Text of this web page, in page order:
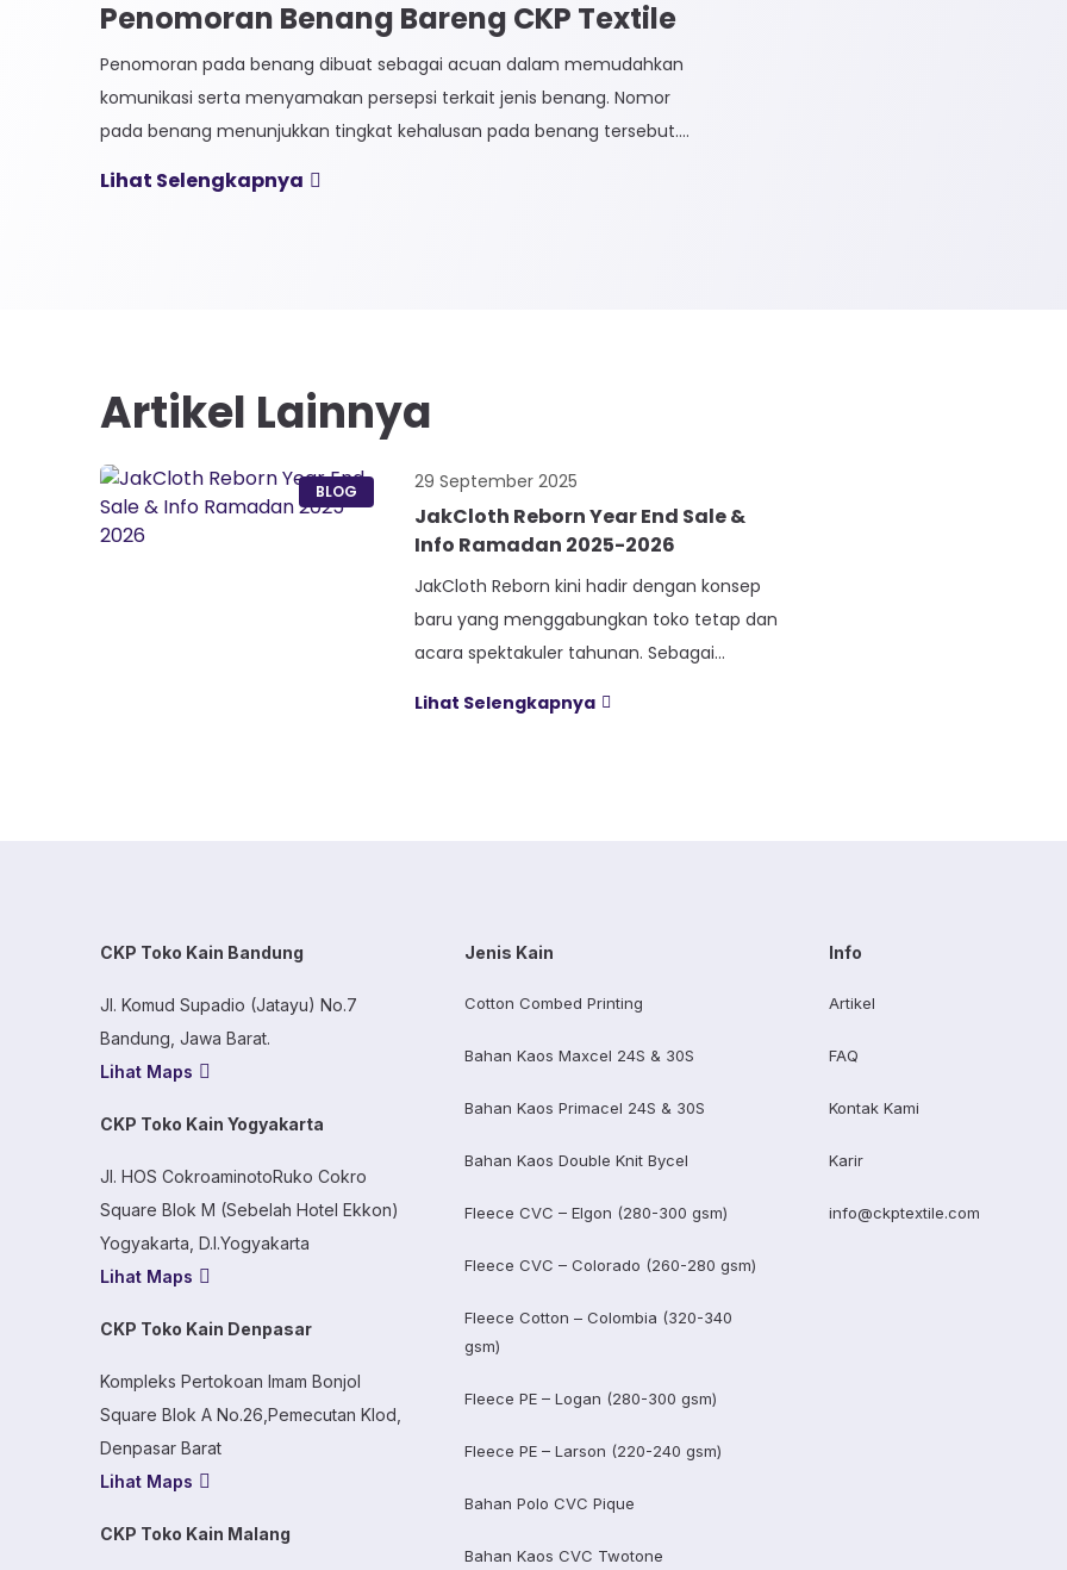
Penomoran Benang Bareng CKP Textile
Penomoran pada benang dibuat sebagai acuan dalam memudahkan
komunikasi serta menyamakan persepsi terkait jenis benang. Nomor
pada benang menunjukkan tingkat kehalusan pada benang tersebut.
Langsung. 1. Penomoran Tidak Langsung Penomoran Tidak Langsung
Lihat Selengkapnya
Artikel Lainnya
BLOG 29 September 2025
JakCloth Reborn Year End Sale &
Info Ramadan 2025-2026
JakCloth Reborn kini hadir dengan konsep
baru yang menggabungkan toko tetap dan
acara spektakuler tahunan. Sebagai
mengunjungi berbagai festival fashion di
Lihat Selengkapnya
CKP Toko Kain Bandung
Jl. Komud Supadio (Jatayu) No.7
Bandung, Jawa Barat.
Lihat Maps
CKP Toko Kain Yogyakarta
Jl. HOS CokroaminotoRuko Cokro
Square Blok M (Sebelah Hotel Ekkon)
Yogyakarta, D.I.Yogyakarta
Lihat Maps
CKP Toko Kain Denpasar
Kompleks Pertokoan Imam Bonjol
Square Blok A No.26,Pemecutan Klod,
Denpasar Barat
Lihat Maps
CKP Toko Kain Malang
Jenis Kain
Cotton Combed Printing
Bahan Kaos Maxcel 24S & 30S
Bahan Kaos Primacel 24S & 30S
Bahan Kaos Double Knit Bycel
Fleece CVC – Elgon (280-300 gsm)
Fleece CVC – Colorado (260-280 gsm)
Fleece Cotton – Colombia (320-340
gsm)
Fleece PE – Logan (280-300 gsm)
Fleece PE – Larson (220-240 gsm)
Bahan Polo CVC Pique
Bahan Kaos CVC Twotone
Info
Artikel
FAQ
Kontak Kami
Karir
info@ckptextile.com